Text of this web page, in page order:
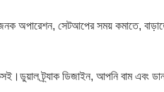
অপারেশন, সেটআপের সময় কমাতে,
ট্র্যাক ডিজাইন, আপনি বাম এবং